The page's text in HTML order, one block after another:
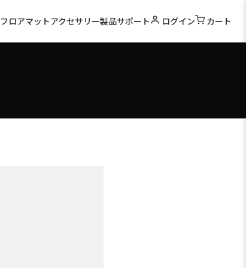
フロアマットアクセサリー製品サポート ログイン カート